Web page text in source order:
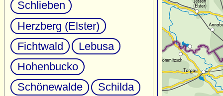
Schlieben
Herzberg (Elster)
Fichtwald
Lebusa
Hohenbucko
Schönewalde
Schilda